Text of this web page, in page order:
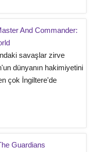
And Commander:
savaşlar zirve
dünyanın hakimiyetini
çok İngiltere'de
Guardians